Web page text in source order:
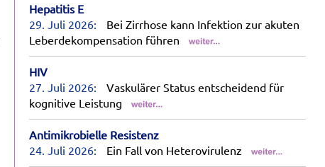
Hepatitis E
29. Juli 2026:
Bei Zirrhose kann Infektion zur akuten
Leberdekompensation führen
HIV
27. Juli 2026:
Vaskulärer Status entscheidend für
kognitive Leistung
Antimikrobielle Resistenz
24. Juli 2026:
Ein Fall von Heterovirulenz